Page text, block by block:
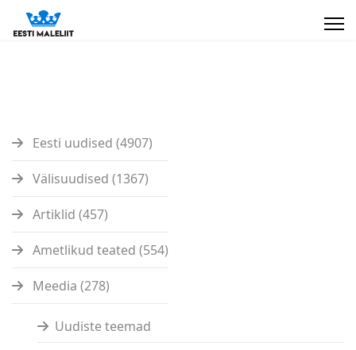
Eesti uudised (4907)
Välisuudised (1367)
Artiklid (457)
Ametlikud teated (554)
Meedia (278)
Uudiste teemad